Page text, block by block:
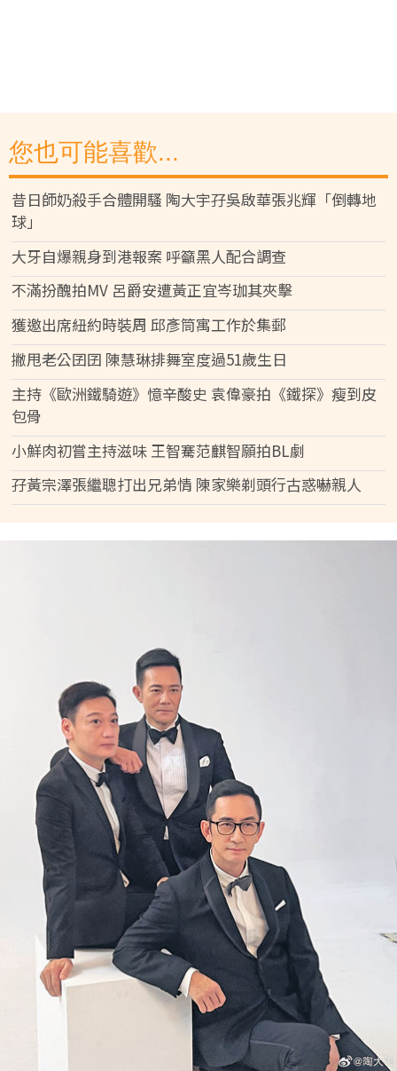
您也可能喜歡...
昔日師奶殺手合體開騷 陶大宇孖吳啟華張兆輝「倒轉地
球」
大牙自爆親身到港報案 呼籲黑人配合調查
不滿扮醜拍MV 呂爵安遭黃正宜岑珈其夾擊
獲邀出席紐約時裝周 邱彥筒寓工作於集郵
撇甩老公囝囝 陳慧琳排舞室度過51歲生日
主持《歐洲鐵騎遊》憶辛酸史 袁偉豪拍《鐵探》瘦到皮
包骨
小鮮肉初嘗主持滋味 王智騫范麒智願拍BL劇
孖黃宗澤張繼聰打出兄弟情 陳家樂剃頭行古惑嚇親人